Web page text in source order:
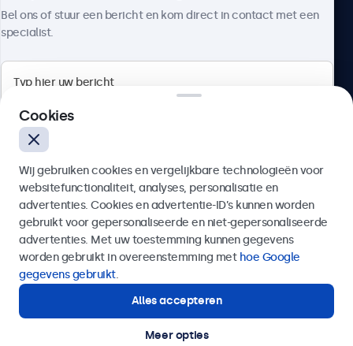
4.8/5 door 5000+ bedrijven
Nederlands
© 2026 Beetronics
Bel ons of stuur een bericht en kom direct in contact met een
specialist.
Verzenden
Of bel ons op
Hulp of advies nodig?
Direct contact met een specialist.
Cookies
Wij gebruiken cookies en vergelijkbare technologieën voor
websitefunctionaliteit, analyses, personalisatie en
advertenties. Cookies en advertentie-ID’s kunnen worden
gebruikt voor gepersonaliseerde en niet-gepersonaliseerde
advertenties. Met uw toestemming kunnen gegevens
worden gebruikt in overeenstemming met hoe Google
gegevens gebruikt.
Alles accepteren
Meer opties